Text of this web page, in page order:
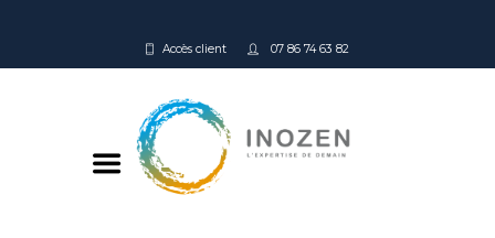
Accès client 07 86 74 63 82